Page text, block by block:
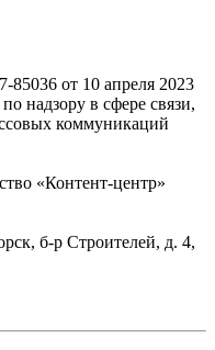
от 10 апреля 2023
надзору в сфере связи,
коммуникаций
«Контент-центр»
б-р Строителей, д. 4,